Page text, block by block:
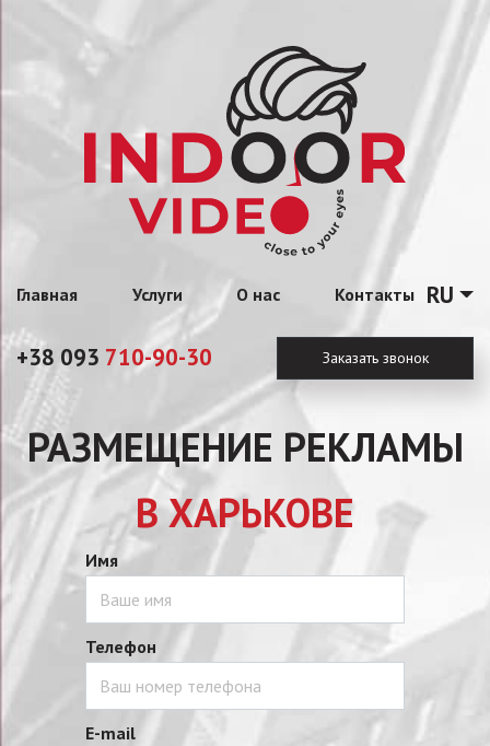
+38 093 710-90-30 Заказать звонок
Главная Услуги О нас Контакты RU
РАЗМЕЩЕНИЕ РЕКЛАМЫ
В ХАРЬКОВЕ
Имя
Телефон
E-mail